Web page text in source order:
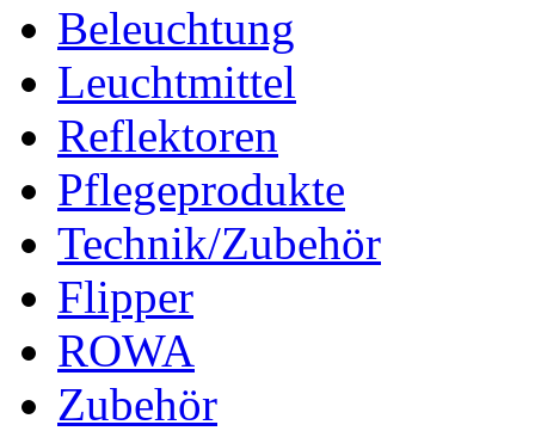
Beleuchtung
Leuchtmittel
Reflektoren
Pflegeprodukte
Technik/Zubehör
Flipper
ROWA
Zubehör